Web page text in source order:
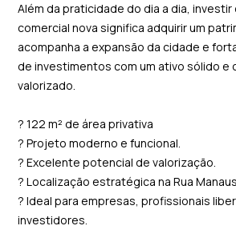
Além da praticidade do dia a dia, investir
comercial nova significa adquirir um
acompanha a expansão da cidade e
de investimentos com um ativo sólido e
valorizado.
? 122 m² de área privativa
? Projeto moderno e funcional.
? Excelente potencial de valorização.
? Localização estratégica na Rua
? Ideal para empresas, profissionais
investidores.